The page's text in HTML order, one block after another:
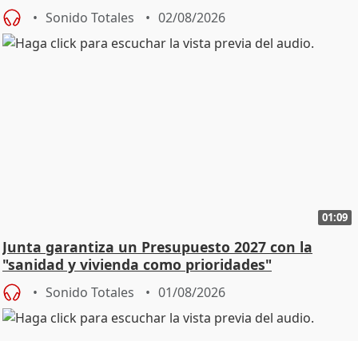
Sonido Totales 02/08/2026
01:09
Junta garantiza un Presupuesto 2027 con la
"sanidad y vivienda como prioridades"
Sonido Totales 01/08/2026